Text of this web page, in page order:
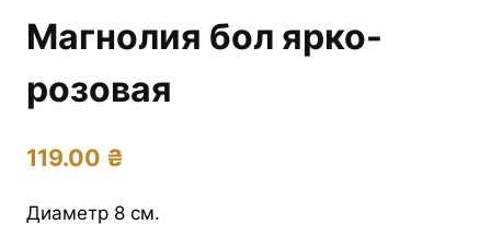
Магнолия бол ярко-
розовая
119.00 ₴
Диаметр 8 см.